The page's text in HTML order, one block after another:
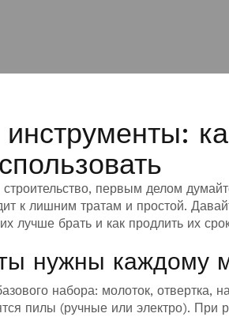
первым делом
к лишним тратам и простой.
лучше брать и как продлить их
нужны каждому
набора: молоток, отвертка,
пилы (ручные или электро). При